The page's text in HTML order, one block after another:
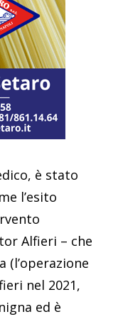
è stato
l’esito
Alfieri – che
(l’operazione
nel 2021,
ed è